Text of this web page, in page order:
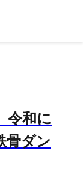
令和に
骨ダン